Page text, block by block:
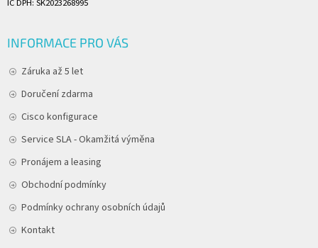
IČ DPH: SK2023268995
INFORMACE PRO VÁS
Záruka až 5 let
Doručení zdarma
Cisco konfigurace
Service SLA - Okamžitá výměna
Pronájem a leasing
Obchodní podmínky
Podmínky ochrany osobních údajů
Kontakt